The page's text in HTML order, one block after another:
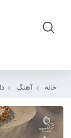
خانه آهنگ